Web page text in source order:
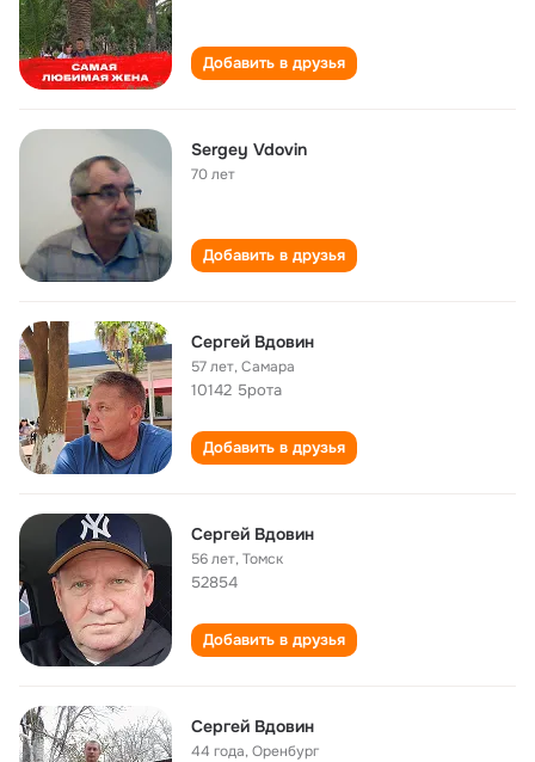
Добавить в друзья
Sergey Vdovin
70 лет
Добавить в друзья
Сергей Вдовин
57 лет,Самара
10142 5рота
Добавить в друзья
Сергей Вдовин
56 лет,Томск
52854
Добавить в друзья
Сергей Вдовин
44 года,Оренбург